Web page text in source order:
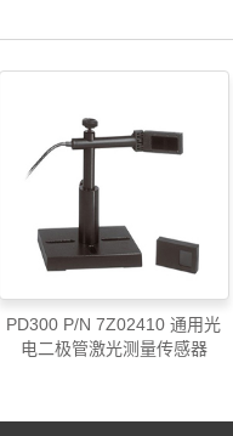
PD300 P/N 7Z02410 通用光
电二极管激光测量传感器